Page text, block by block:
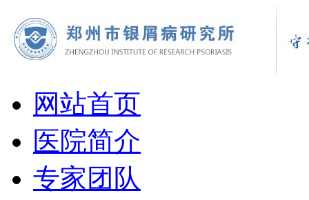
网站首页
医院简介
专家团队